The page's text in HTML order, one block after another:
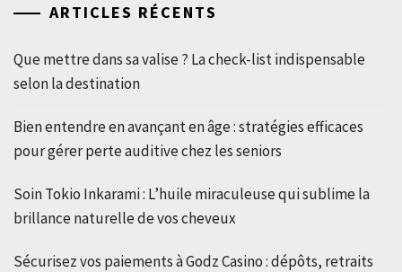
ARTICLES RÉCENTS
Que mettre dans sa valise ? La check-list indispensable
selon la destination
Bien entendre en avançant en âge : stratégies efficaces
pour gérer perte auditive chez les seniors
Soin Tokio Inkarami : L’huile miraculeuse qui sublime la
brillance naturelle de vos cheveux
Sécurisez vos paiements à Godz Casino : dépôts, retraits